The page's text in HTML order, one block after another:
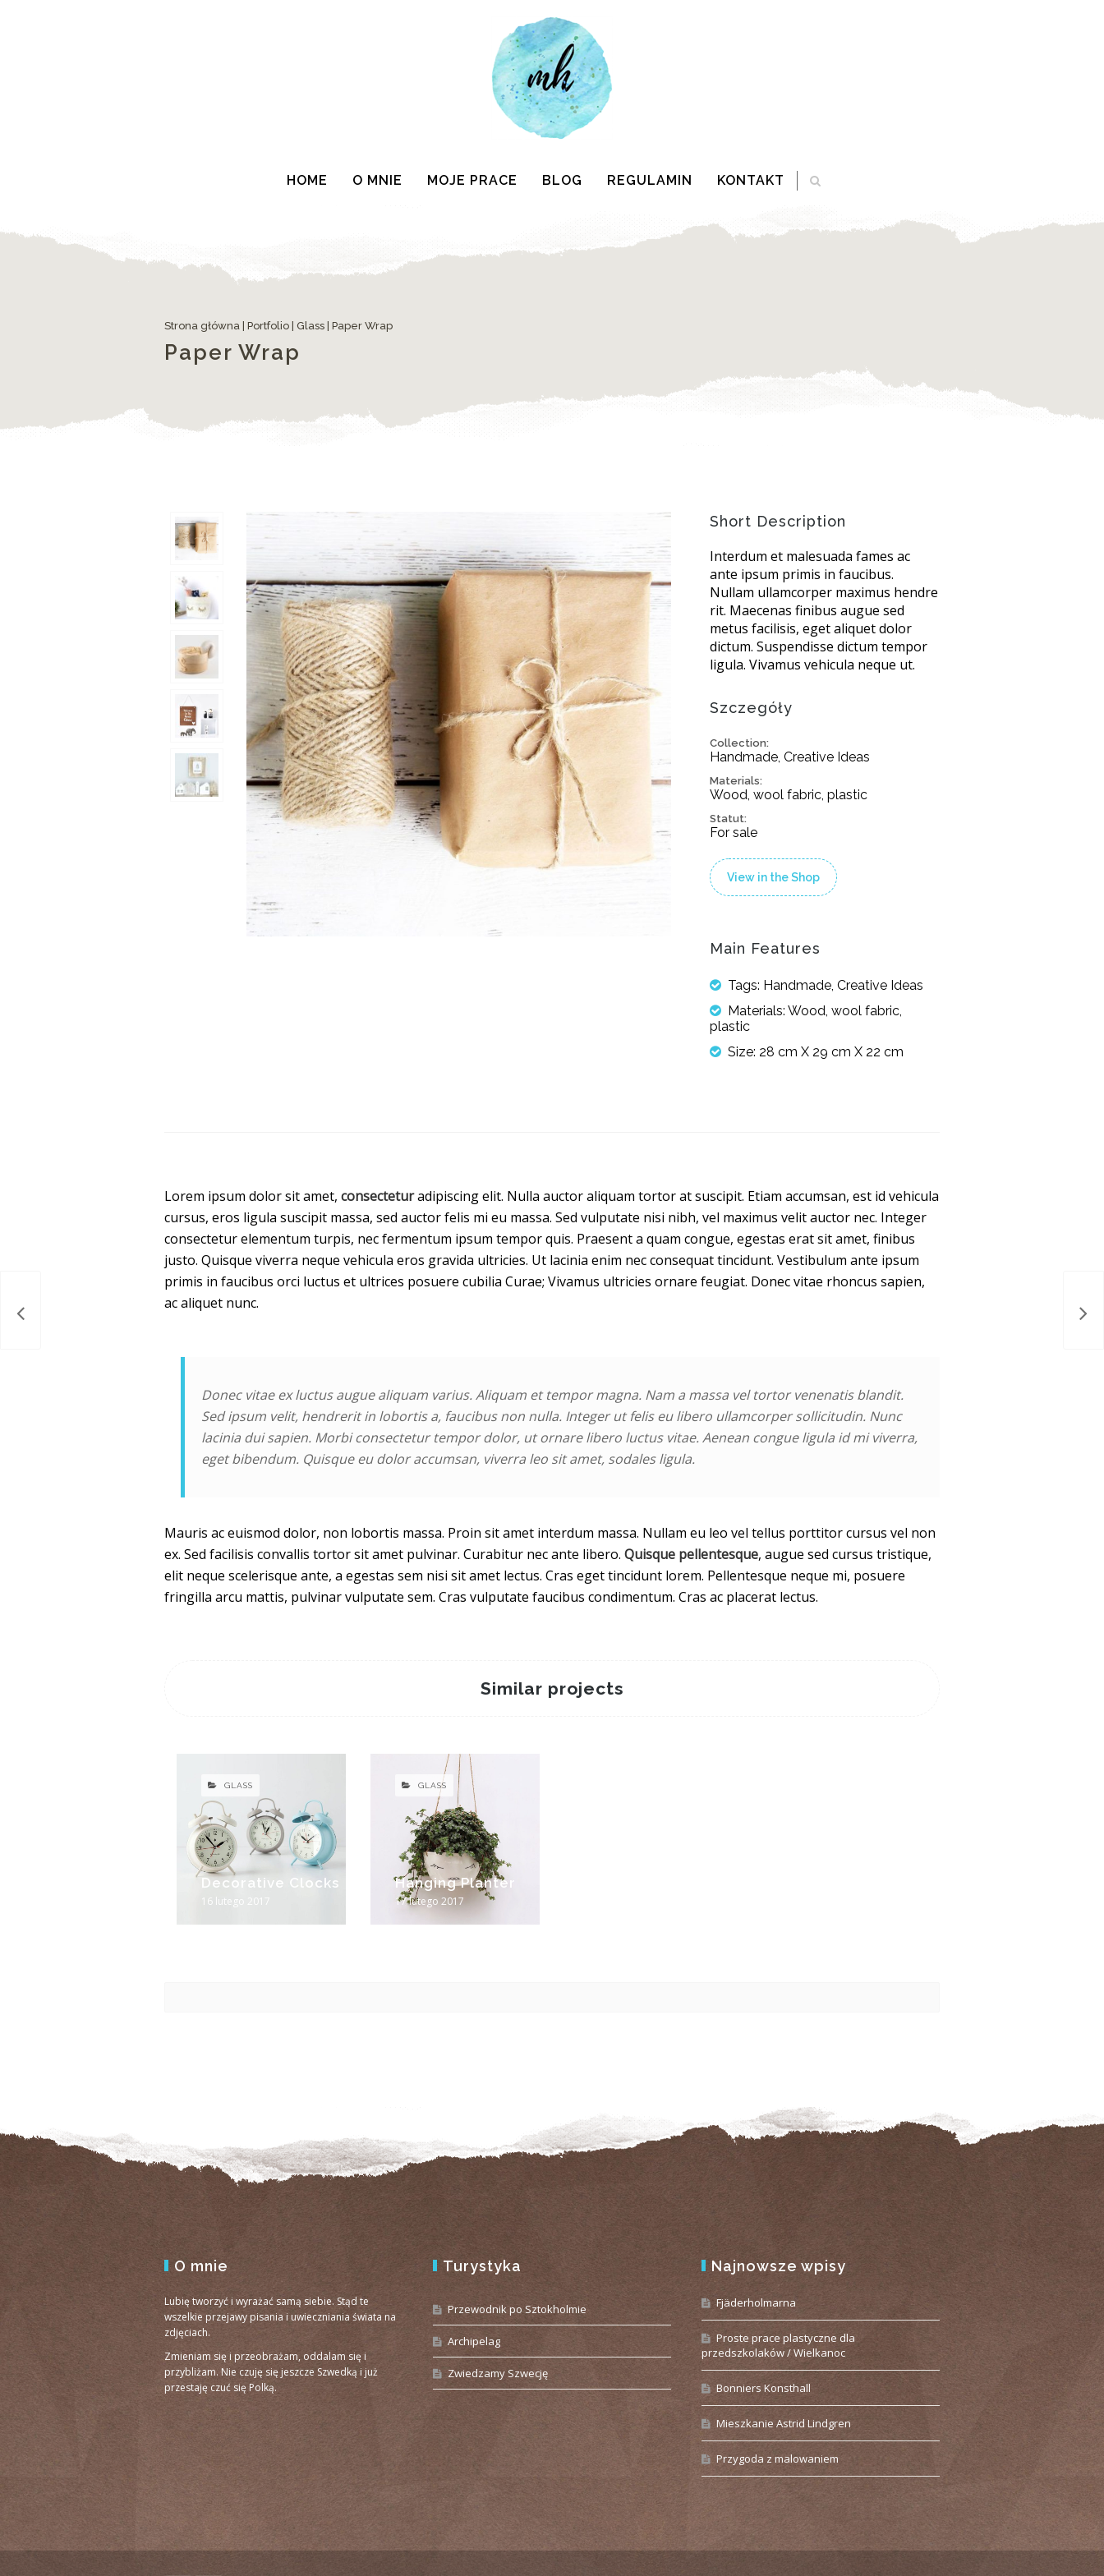
HOME O MNIE MOJE PRACE BLOG REGULAMIN KONTAKT
Strona główna Portfolio Glass Paper Wrap
Paper Wrap
Short Description
Interdum et malesuada fames ac
ante ipsum primis in faucibus.
Nullam ullamcorper maximus hendre
rit. Maecenas finibus augue sed
metus facilisis, eget aliquet dolor
dictum. Suspendisse dictum tempor
ligula. Vivamus vehicula neque ut.
Szczegóły
Collection:
Handmade, Creative Ideas
Materials:
Wood, wool fabric, plastic
Statut:
For sale
View in the Shop
Main Features
Tags: Handmade, Creative Ideas
Materials: Wood, wool fabric,
plastic
Size: 28 cm X 29 cm X 22 cm
Lorem ipsum dolor sit amet, consecteturadipiscing elit. Nulla auctor aliquam tortor at suscipit. Etiam accumsan, est id vehicula
cursus, eros ligula suscipit massa, sed auctor felis mi eu massa. Sed vulputate nisi nibh, vel maximus velit auctor nec. Integer
consectetur elementum turpis, nec fermentum ipsum tempor quis. Praesent a quam congue, egestas erat sit amet, finibus
justo. Quisque viverra neque vehicula eros gravida ultricies. Ut lacinia enim nec consequat tincidunt. Vestibulum ante ipsum
primis in faucibus orci luctus et ultrices posuere cubilia Curae; Vivamus ultricies ornare feugiat. Donec vitae rhoncus sapien,
ac aliquet nunc.
Donec vitae ex luctus augue aliquam varius. Aliquam et tempor magna. Nam a massa vel tortor venenatis blandit.
Sed ipsum velit, hendrerit in lobortis a, faucibus non nulla. Integer ut felis eu libero ullamcorper sollicitudin. Nunc
lacinia dui sapien. Morbi consectetur tempor dolor, ut ornare libero luctus vitae. Aenean congue ligula id mi viverra,
eget bibendum. Quisque eu dolor accumsan, viverra leo sit amet, sodales ligula.
Mauris ac euismod dolor, non lobortis massa. Proin sit amet interdum massa. Nullam eu leo vel tellus porttitor cursus vel non
ex. Sed facilisis convallis tortor sit amet pulvinar. Curabitur nec ante libero. Quisque pellentesque, augue sed cursus tristique,
elit neque scelerisque ante, a egestas sem nisi sit amet lectus. Cras eget tincidunt lorem. Pellentesque neque mi, posuere
fringilla arcu mattis, pulvinar vulputate sem. Cras vulputate faucibus condimentum. Cras ac placerat lectus.
Similar projects
16 lutego 2017
Decorative Clocks
GLASS
17 lutego 2017
Hanging Planter
GLASS
O mnie
Lubię tworzyć i wyrażać samą siebie. Stąd te
wszelkie przejawy pisania i uwieczniania świata na
zdjęciach.
Zmieniam się i przeobrażam, oddalam się i
przybliżam. Nie czuję się jeszcze Szwedką i już
przestaję czuć się Polką.
Turystyka
Przewodnik po Sztokholmie
Archipelag
Zwiedzamy Szwecję
Najnowsze wpisy
Fjäderholmarna
Proste prace plastyczne dla
przedszkolaków / Wielkanoc
Bonniers Konsthall
Mieszkanie Astrid Lindgren
Przygoda z malowaniem